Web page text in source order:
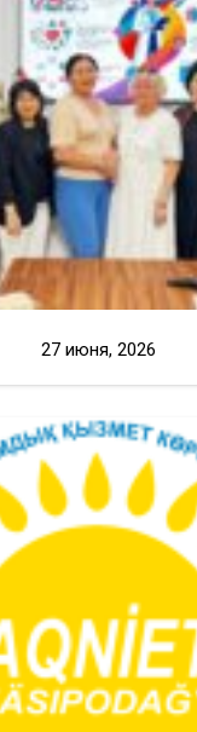
27 июня, 2026